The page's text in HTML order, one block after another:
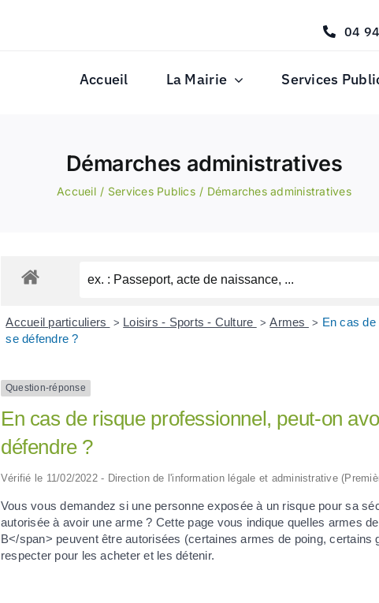
04
Accueil La Mairie Services
Démarches administratives
Accueil Services Publics Démarches administratives
Accueil particuliers > Loisirs - Sports - Culture > Armes > En cas
se défendre ?
Question-réponse
En cas de risque professionnel, peut-on
défendre ?
Vérifié le 11/02/2022 - Direction de l'information légale et administrative
Vous vous demandez si une personne exposée à un risque pour sa
autorisée à avoir une arme ? Cette page vous indique quelles armes
B</span> peuvent être autorisées (certaines armes de poing,
respecter pour les acheter et les détenir.